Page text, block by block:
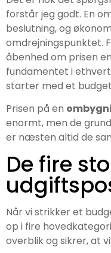
forstår jeg godt. En
beslutning, og
omdrejningspunktet.
åbenhed om prisen
fundamentet i
starter med et
Prisen på en
enormt, men de
er næsten altid de
De fire
Når vi strikker et
op i fire
overblik og sikrer, at